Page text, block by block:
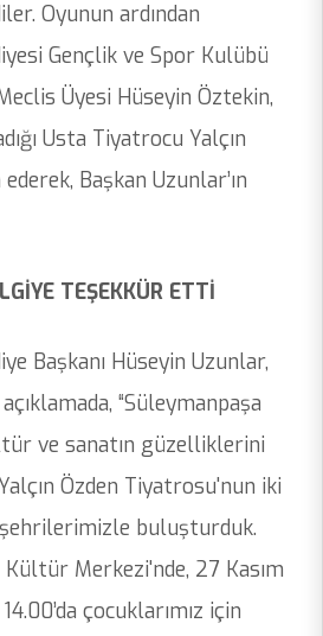
Oyunun ardından
Gençlik ve Spor Kulübü
Üyesi Hüseyin Öztekin,
Usta Tiyatrocu Yalçın
Başkan Uzunlar’ın
TEŞEKKÜR ETTİ
Başkanı Hüseyin Uzunlar,
“Süleymanpaşa
ve sanatın güzelliklerini
Özden Tiyatrosu'nun iki
buluşturduk.
Merkezi'nde, 27 Kasım
çocuklarımız için